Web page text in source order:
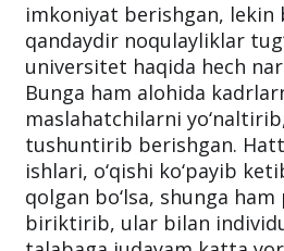
imkoniyat berishgan, lekin
qandaydir noqulayliklar
universitet haqida hech
Bunga ham alohida
maslahatchilarni
tushuntirib berishgan.
ishlari, o‘qishi ko‘payib
qolgan bo‘lsa, shunga
biriktirib, ular bilan